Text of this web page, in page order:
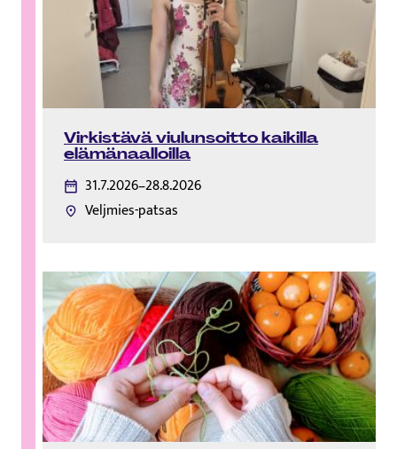
Virkistävä viulunsoitto kaikilla
elämänaalloilla
31.7.2026–28.8.2026
Veljmies-patsas